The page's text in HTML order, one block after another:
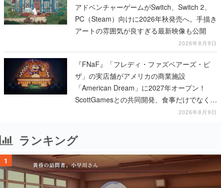
アドベンチャーゲームがSwitch、Switch 2、
PC（Steam）向けに2026年秋発売へ。手描き
アートの雰囲気が良すぎる最新映像も公開
2026年8月9日
『FNaF』「フレディ・ファズベアーズ・ピ
ザ」の実店舗がアメリカの商業施設
「American Dream」に2027年オープン！
ScottGamesとの共同開発、食事だけでなくス
テージショーや没入型のホラー体験も楽しめ
2026年8月9日
ランキング
1